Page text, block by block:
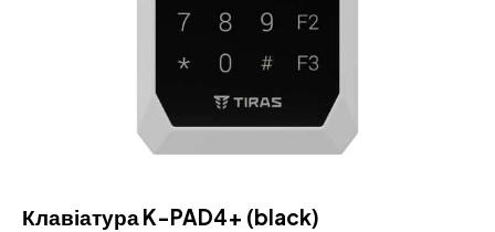
Клавіатура K-PAD4+ (black)